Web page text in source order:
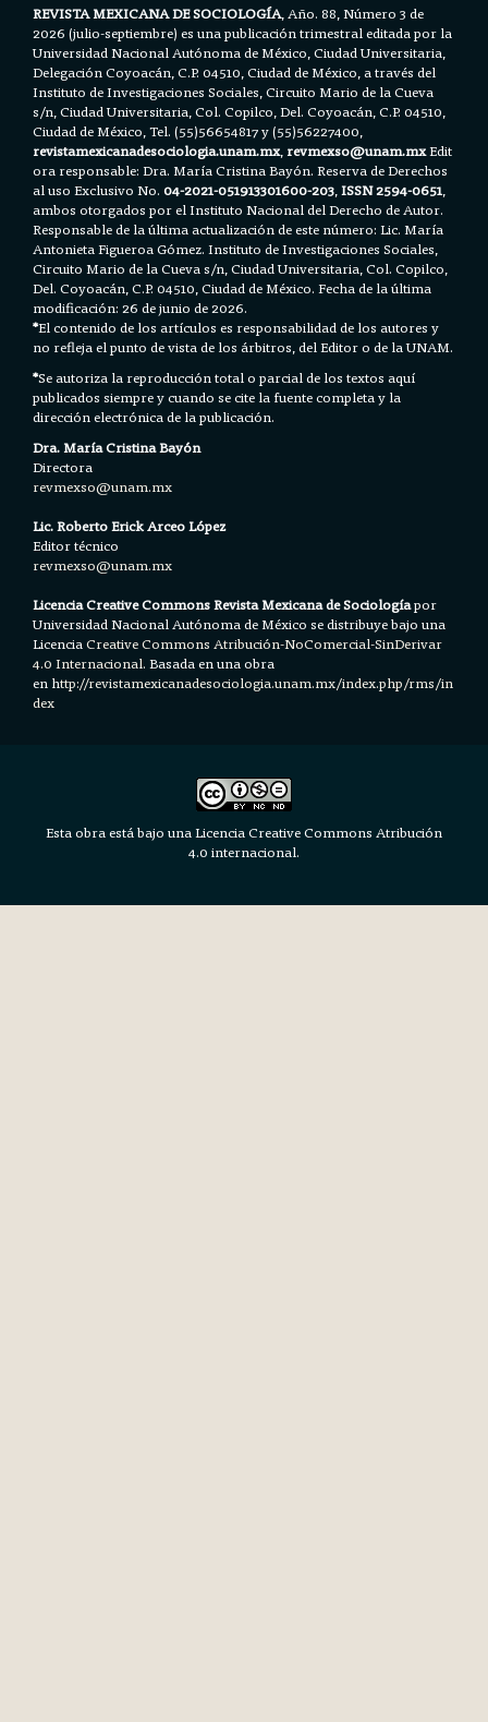
REVISTA MEXICANA DE SOCIOLOGÍA, Año. 88, Número 3 de
2026 (julio-septiembre) es una publicación trimestral editada por la
Universidad Nacional Autónoma de México, Ciudad Universitaria,
Delegación Coyoacán, C.P. 04510, Ciudad de México, a través del
Instituto de Investigaciones Sociales, Circuito Mario de la Cueva
s/n, Ciudad Universitaria, Col. Copilco, Del. Coyoacán, C.P. 04510,
Ciudad de México, Tel. (55)56654817 y (55)56227400,
revistamexicanadesociologia.unam.mx,revmexso@unam.mxEdit
ora responsable: Dra. María Cristina Bayón. Reserva de Derechos
al uso Exclusivo No.04-2021-051913301600-203,ISSN 2594-0651,
ambos otorgados por el Instituto Nacional del Derecho de Autor.
Responsable de la última actualización de este número: Lic. María
Antonieta Figueroa Gómez. Instituto de Investigaciones Sociales,
Circuito Mario de la Cueva s/n, Ciudad Universitaria, Col. Copilco,
Del. Coyoacán, C.P. 04510, Ciudad de México. Fecha de la última
modificación: 26 de junio de 2026.
*El contenido de los artículos es responsabilidad de los autores y
no refleja el punto de vista de los árbitros, del Editor o de la UNAM.
*Se autoriza la reproducción total o parcial de los textos aquí
publicados siempre y cuando se cite la fuente completa y la
dirección electrónica de la publicación.
Dra. María Cristina Bayón
Directora
revmexso@unam.mx
Lic. Roberto Erick Arceo López
Editor técnico
revmexso@unam.mx
Licencia Creative Commons Revista Mexicana de Sociologíapor
Universidad Nacional Autónoma de México se distribuye bajo una
LicenciaCreative Commons Atribución-NoComercial-SinDerivar
4.0 Internacional.Basada en una obra
en http://revistamexicanadesociologia.unam.mx/index.php/rms/in
dex
Esta obra está bajo una Licencia Creative Commons Atribución
4.0 internacional.